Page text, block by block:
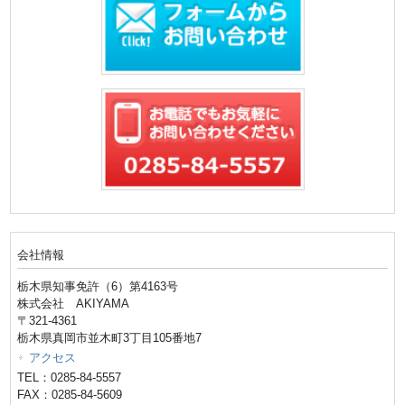
会社情報
栃木県知事免許（6）第4163号
株式会社 AKIYAMA
〒321-4361
栃木県真岡市並木町3丁目105番地7
アクセス
TEL：0285-84-5557
FAX：0285-84-5609